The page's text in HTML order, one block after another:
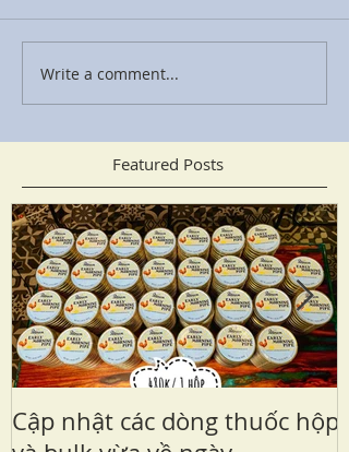
Write a comment...
Featured Posts
Cập nhật các dòng thuốc hộp